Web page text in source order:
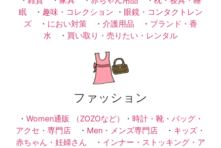
眠・ 趣味・コレクション ・ 眼鏡・コンタクトレン
ズ ・ におい対策 ・ 介護用品 ・ ブランド・香
水 ・ 買い取り・売りたい・レンタル
ファッション
・ Women通販 （ZOZOなど） ・ 時計・靴・バッグ・
アクセ・専門店 ・ Men・メンズ専門店 ・ キッズ・
赤ちゃん・妊婦さん ・ インナー・ストッキング・ア